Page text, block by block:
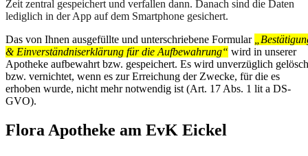
Zeit zentral gespeichert und verfallen dann. Danach sind die Daten
lediglich in der App auf dem Smartphone gesichert.
Das von Ihnen ausgefüllte und unterschriebene Formular
& Einverständniserklärung für die Aufbewahrung“ wird in unserer
Apotheke aufbewahrt bzw. gespeichert. Es wird unverzüglich
bzw. vernichtet, wenn es zur Erreichung der Zwecke, für die es
erhoben wurde, nicht mehr notwendig ist (Art. 17 Abs. 1 lit a DS-
GVO).
Flora Apotheke am EvK Eickel